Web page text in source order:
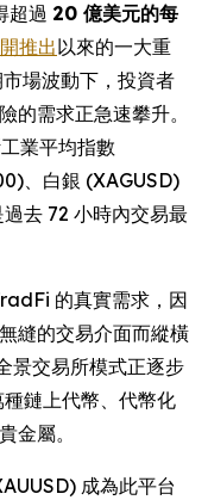
超過 20 億美元的每
推出以來的一大重
場波動下，投資者
的需求正急速攀升。
業平均指數
、白銀 (XAGUSD)
去 72 小時內交易最
的真實需求，因
縫的交易介面而縱橫
景交易所模式正逐步
鏈上代幣、代幣化
金屬。
成為此平台